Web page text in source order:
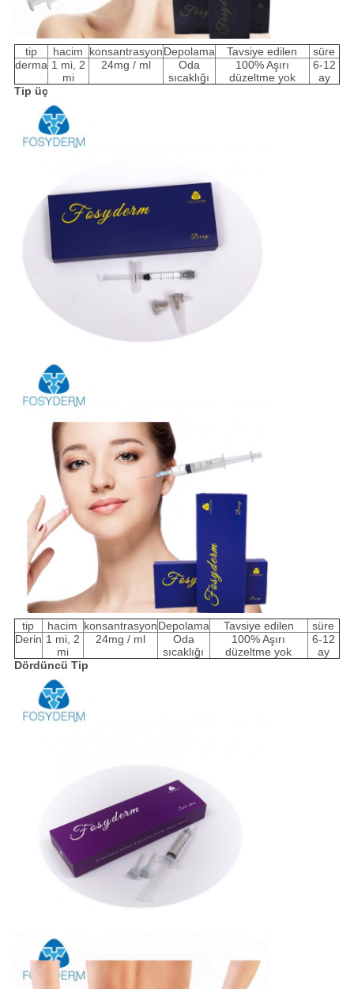
tip hacim konsantrasyonDepolama Tavsiye edilen
süre
derma 1 mi, 2
mi
24mg / ml
Oda
sıcaklığı
100% Aşırı
düzeltme yok
6-12
ay
Tip üç
tip hacim konsantrasyonDepolama Tavsiye edilen
süre
Derin 1 mi, 2
mi
24mg / ml
Oda
sıcaklığı
100% Aşırı
düzeltme yok
6-12
ay
Dördüncü Tip